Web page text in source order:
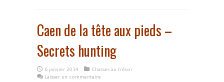
Caen de la tête aux pieds –
Secrets hunting
6 janvier 2014
Chasses au trésor
Laisser un commentaire